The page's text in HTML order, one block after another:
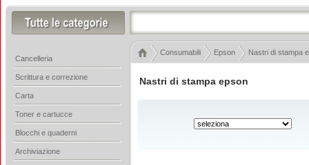
Nastri di stampa epson
Consumabili Epson Nastri di stampa
Cancelleria
Scrittura e correzione
Carta
Toner e cartucce
Blocchi e quaderni
Archiviazione